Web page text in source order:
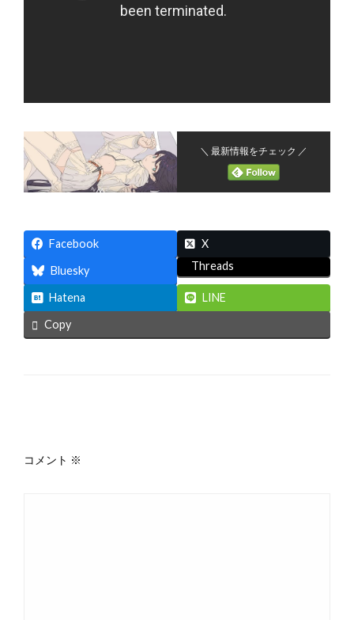
＼ 最新情報をチェック ／
Facebook
X
Bluesky
Threads
Hatena
LINE
Copy
コメント ※